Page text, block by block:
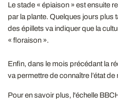
Le stade « épiaison » est ensuite
par la plante. Quelques jours plus
des épillets va indiquer que la
« floraison ».
Enfin, dans le mois précédant la
va permettre de connaître l’état
Pour en savoir plus, l'échelle